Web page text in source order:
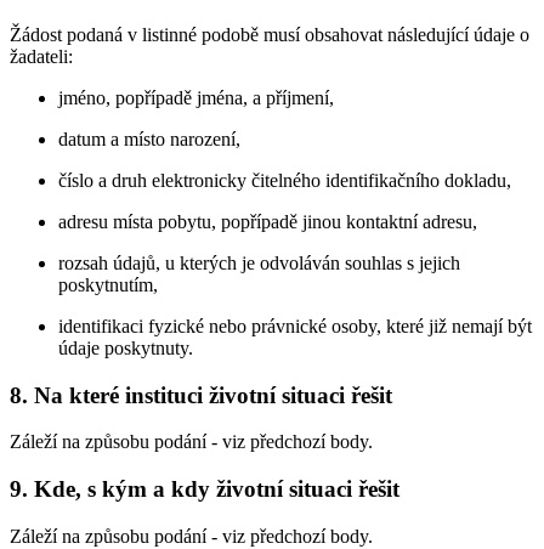
Žádost podaná v listinné podobě musí obsahovat následující údaje o
žadateli:
jméno, popřípadě jména, a příjmení,
datum a místo narození,
číslo a druh elektronicky čitelného identifikačního dokladu,
adresu místa pobytu, popřípadě jinou kontaktní adresu,
rozsah údajů, u kterých je odvoláván souhlas s jejich
poskytnutím,
identifikaci fyzické nebo právnické osoby, které již nemají být
údaje poskytnuty.
8. Na které instituci životní situaci řešit
Záleží na způsobu podání - viz předchozí body.
9. Kde, s kým a kdy životní situaci řešit
Záleží na způsobu podání - viz předchozí body.